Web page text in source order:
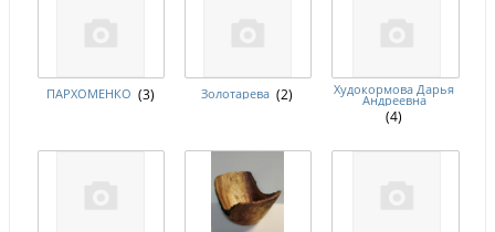
ПАРХОМЕНКО (3) Золотарева (2) Худокормова Дарья
Андреевна
(4)